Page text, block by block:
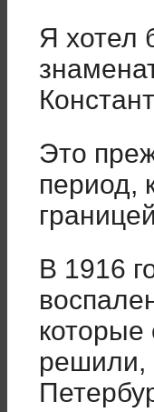
Я хотел
Это
период,
В 1916
которые
решили,